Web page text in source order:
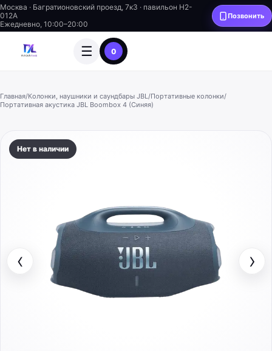
Москва · Багратионовский проезд, 7к3 · павильон H2-
012A
Ежедневно, 10:00–20:00
Позвонить
☰ 0
Главная/Колонки, наушники и саундбары JBL/Портативные колонки/
Портативная акустика JBL Boombox 4 (Синяя)
Нет в наличии
‹ ›